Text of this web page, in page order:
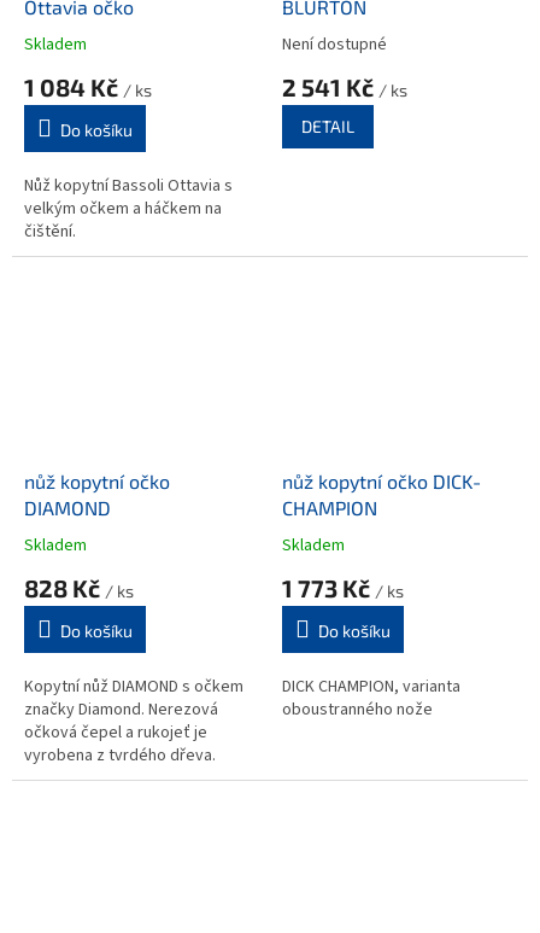
Ottavia očko
Skladem
1 084 Kč / ks
Do košíku
Nůž kopytní Bassoli Ottavia s
velkým očkem a háčkem na
čištění.
BLURTON
Není dostupné
2 541 Kč / ks
DETAIL
nůž kopytní očko
DIAMOND
Skladem
828 Kč / ks
Do košíku
Kopytní nůž DIAMOND s očkem
značky Diamond. Nerezová
očková čepel a rukojeť je
vyrobena z tvrdého dřeva.
nůž kopytní očko DICK-
CHAMPION
Skladem
1 773 Kč / ks
Do košíku
DICK CHAMPION, varianta
oboustranného nože